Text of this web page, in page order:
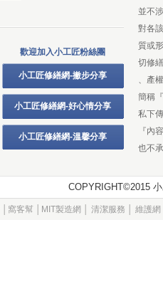
歡迎加入小工匠粉絲團
小工匠修繕網-撇步分享
小工匠修繕網-好心情分享
小工匠修繕網-溫馨分享
並不
對各
質或
切修
、產
簡稱
私下
『內
也不
窩客幫│ MIT製造網 清潔服務 維護網